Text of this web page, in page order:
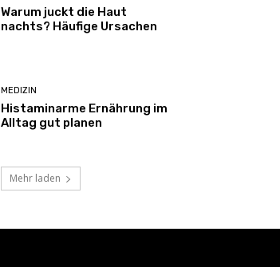
Warum juckt die Haut
nachts? Häufige Ursachen
MEDIZIN
Histaminarme Ernährung im
Alltag gut planen
Mehr laden